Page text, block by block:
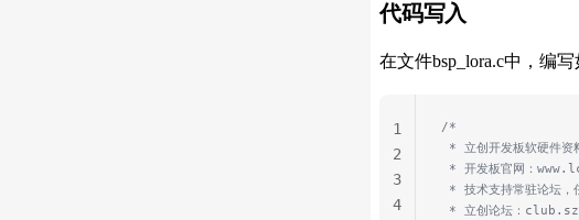
代码写入
在文件bsp_lora.c中，编写
/*
* 立创开发板软硬件资
* 开发板官网：
* 技术支持常驻论坛，
* 立创论坛：
1
2
3
4